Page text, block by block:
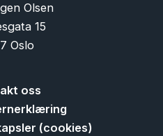
Olsen
15
Oslo
oss
(cookies)